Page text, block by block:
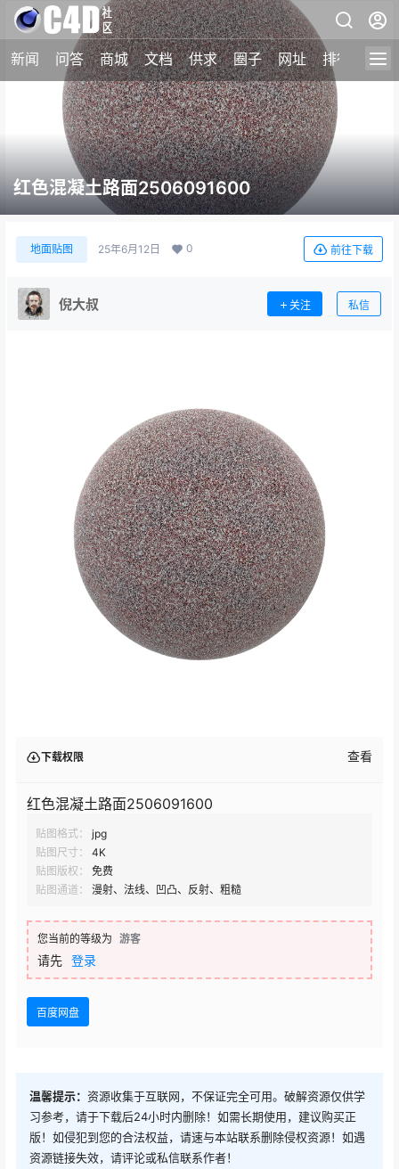
新闻 问答 商城 文档 供求 圈子 网址 排行榜
红色混凝土路面2506091600
地面贴图 25年6月12日 0 前往下载
倪大叔 关注 私信
下载权限 查看
红色混凝土路面2506091600
贴图格式：
jpg
贴图尺寸：
4K
贴图版权：
免费
贴图通道：
漫射、法线、凹凸、反射、粗糙
您当前的等级为 游客
请先 登录
百度网盘
温馨提示： 资源收集于互联网，不保证完全可用。破解资源仅供学
习参考，请于下载后24小时内删除！如需长期使用，建议购买正
版！如侵犯到您的合法权益，请速与本站联系删除侵权资源！如遇
资源链接失效，请评论或私信联系作者！